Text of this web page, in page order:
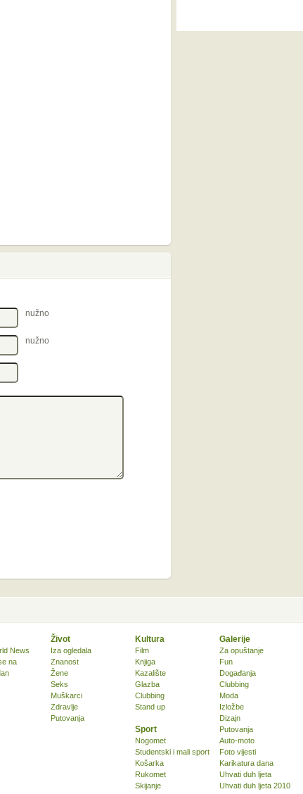
nužno
nužno
News
na
Život
Iza ogledala
Znanost
Žene
Seks
Muškarci
Zdravlje
Putovanja
Kultura
Film
Knjiga
Kazalište
Glazba
Clubbing
Stand up
Sport
Nogomet
Studentski i mali sport
Košarka
Rukomet
Skijanje
Galerije
Za opuštanje
Fun
Događanja
Clubbing
Moda
Izložbe
Dizajn
Putovanja
Auto-moto
Foto vijesti
Karikatura dana
Uhvati duh ljeta
Uhvati duh ljeta 2010